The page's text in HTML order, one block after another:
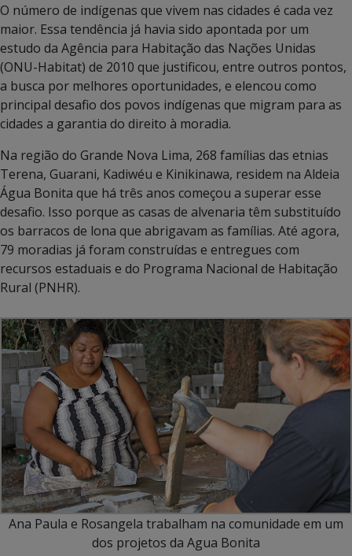
O número de indígenas que vivem nas cidades é cada vez
maior. Essa tendência já havia sido apontada por um
estudo da Agência para Habitação das Nações Unidas
(ONU-Habitat) de 2010 que justificou, entre outros pontos,
a busca por melhores oportunidades, e elencou como
principal desafio dos povos indígenas que migram para as
cidades a garantia do direito à moradia.
Na região do Grande Nova Lima, 268 famílias das etnias
Terena, Guarani, Kadiwéu e Kinikinawa, residem na Aldeia
Água Bonita que há três anos começou a superar esse
desafio. Isso porque as casas de alvenaria têm substituído
os barracos de lona que abrigavam as famílias. Até agora,
79 moradias já foram construídas e entregues com
recursos estaduais e do Programa Nacional de Habitação
Rural (PNHR).
Ana Paula e Rosangela trabalham na comunidade em um
dos projetos da Agua Bonita